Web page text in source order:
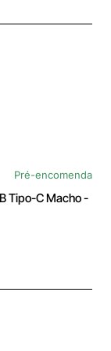
Pré-encomenda
Tipo-C Macho -